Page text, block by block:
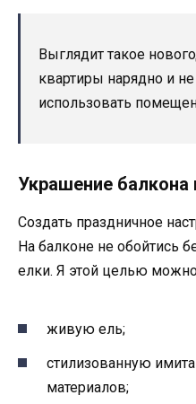
Выглядит такое
квартиры нарядно и
использовать
Украшение балкона
Создать праздничное
На балконе не обойтись
елки. Я этой целью
живую ель;
стилизованную
материалов;